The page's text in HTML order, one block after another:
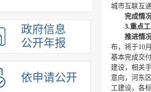
政府信息
公开年报
依申请公开
城市互联互
完成情
3.重点
推进情
布，将于10
基本完成交
建设，相关
意向，河东
工建设，各